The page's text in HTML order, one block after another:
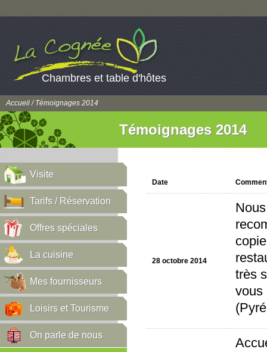
Chambres et table d'hôtes
Accueil/ Témoignages 2014
Témoignages 2014
Visite
Tarifs / Réservation
Offres spéciales
La cuisine
Mes fournisseurs
Loisirs et Tourisme
On parle de nous
Date
28 octobre 2014
très
vous